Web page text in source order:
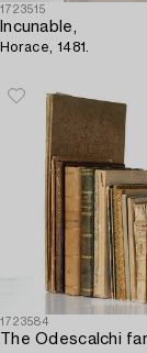
1723515
Incunable,
Horace, 1481.
1723584
The Odescalchi